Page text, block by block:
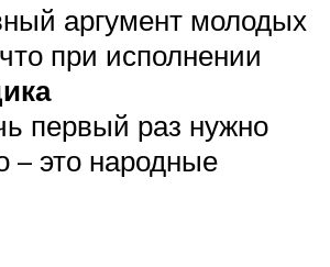
аргумент молодых
при исполнении
первый раз нужно
– это народные